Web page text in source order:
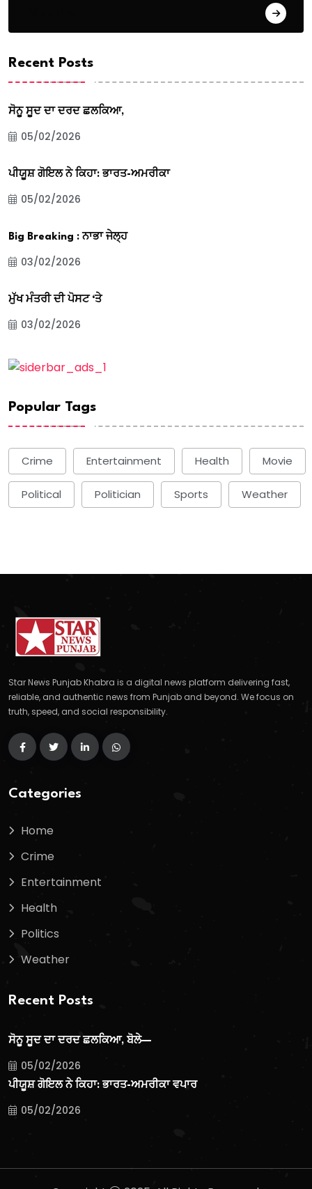
Recent Posts
ਸੋਨੂ ਸੂਦ ਦਾ ਦਰਦ ਛਲਕਿਆ,
05/02/2026
ਪੀਯੂਸ਼ ਗੋਇਲ ਨੇ ਕਿਹਾ: ਭਾਰਤ-ਅਮਰੀਕਾ
05/02/2026
Big Breaking : ਨਾਭਾ ਜੇਲ੍ਹ
03/02/2026
ਮੁੱਖ ਮੰਤਰੀ ਦੀ ਪੋਸਟ ‘ਤੇ
03/02/2026
Popular Tags
Crime Entertainment Health Movie
Political Politician Sports Weather
Star News Punjab Khabra is a digital news platform delivering fast,
reliable, and authentic news from Punjab and beyond. We focus on
truth, speed, and social responsibility.
Categories
Home
Crime
Entertainment
Health
Politics
Weather
Recent Posts
ਸੋਨੂ ਸੂਦ ਦਾ ਦਰਦ ਛਲਕਿਆ, ਬੋਲੇ—
05/02/2026
ਪੀਯੂਸ਼ ਗੋਇਲ ਨੇ ਕਿਹਾ: ਭਾਰਤ-ਅਮਰੀਕਾ ਵਪਾਰ
05/02/2026